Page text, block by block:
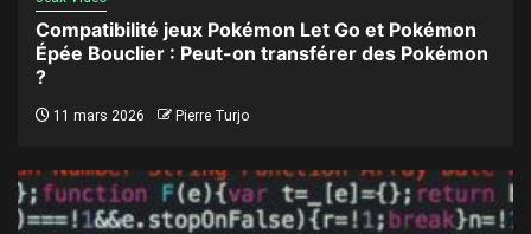
Compatibilité jeux Pokémon Let Go et Pokémon
Épée Bouclier : Peut-on transférer des Pokémon
?
11 mars 2026 Pierre Turjo